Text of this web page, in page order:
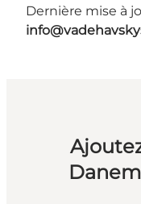
Dernière mise à